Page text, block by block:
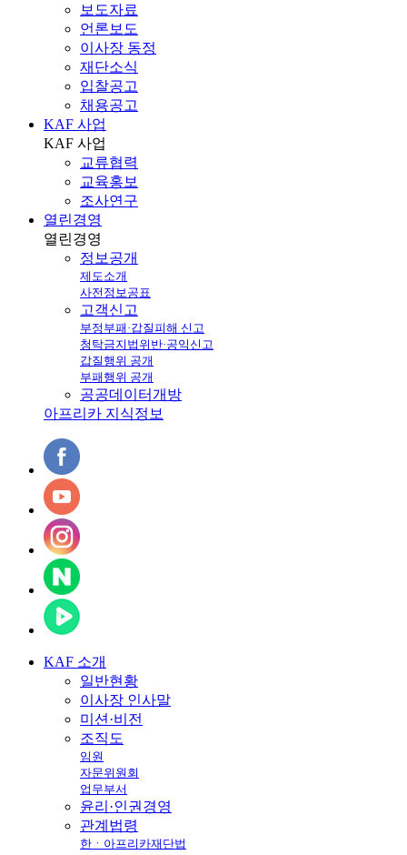
보도자료
언론보도
이사장 동정
재단소식
입찰공고
채용공고
KAF 사업
KAF 사업
교류협력
교육홍보
조사연구
열린경영
열린경영
정보공개
제도소개
사전정보공표
고객신고
부정부패·갑질피해 신고
청탁금지법위반·공익신고
갑질행위 공개
부패행위 공개
공공데이터개방
아프리카 지식정보
KAF 소개
일반현황
이사장 인사말
미션·비전
조직도
임원
자문위원회
업무부서
윤리·인권경영
관계법령
한ㆍ아프리카재단법